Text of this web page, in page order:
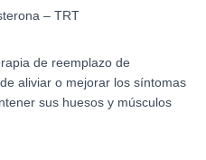
– TRT
de reemplazo de
aliviar o mejorar los síntomas
sus huesos y músculos